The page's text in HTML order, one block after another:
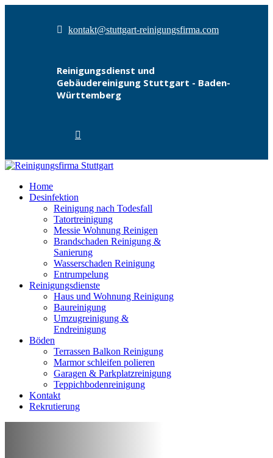
kontakt@stuttgart-reinigungsfirma.com
Reinigungsdienst und
Gebäudereinigung Stuttgart - Baden-
Württemberg
Home
Desinfektion
Reinigung nach Todesfall
Tatortreinigung
Messie Wohnung Reinigen
Brandschaden Reinigung &
Sanierung
Wasserschaden Reinigung
Entrumpelung
Reinigungsdienste
Haus und Wohnung Reinigung
Baureinigung
Umzugreinigung &
Endreinigung
Böden
Terrassen Balkon Reinigung
Marmor schleifen polieren
Garagen & Parkplatzreinigung
Teppichbodenreinigung
Kontakt
Rekrutierung